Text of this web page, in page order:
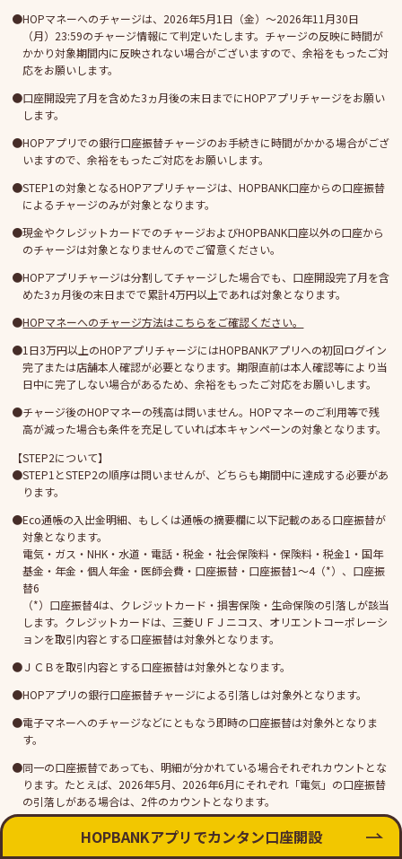
HOPマネーへのチャージは、2026年5月1日（金）〜2026年11月30日
（月）23:59のチャージ情報にて判定いたします。チャージの反映に時間が
かかり対象期間内に反映されない場合がございますので、余裕をもったご対
応をお願いします。
口座開設完了月を含めた3ヵ月後の末日までにHOPアプリチャージをお願い
します。
HOPアプリでの銀行口座振替チャージのお手続きに時間がかかる場合がござ
いますので、余裕をもったご対応をお願いします。
STEP1の対象となるHOPアプリチャージは、HOPBANK口座からの口座振替
によるチャージのみが対象となります。
現金やクレジットカードでのチャージおよびHOPBANK口座以外の口座から
のチャージは対象となりませんのでご留意ください。
HOPアプリチャージは分割してチャージした場合でも、口座開設完了月を含
めた3ヵ月後の末日までで累計4万円以上であれば対象となります。
HOPマネーへのチャージ方法はこちらをご確認ください。
1日3万円以上のHOPアプリチャージにはHOPBANKアプリへの初回ログイン
完了または店舗本人確認が必要となります。期限直前は本人確認等により当
日中に完了しない場合があるため、余裕をもったご対応をお願いします。
チャージ後のHOPマネーの残高は問いません。HOPマネーのご利用等で残
高が減った場合も条件を充足していれば本キャンペーンの対象となります。
【STEP2について】
STEP1とSTEP2の順序は問いませんが、どちらも期間中に達成する必要があ
ります。
Eco通帳の入出金明細、もしくは通帳の摘要欄に以下記載のある口座振替が
対象となります。
電気・ガス・NHK・水道・電話・税金・社会保険料・保険料・税金1・国年
基金・年金・個人年金・医師会費・口座振替・口座振替1～4（*）、口座振
替6
（*）口座振替4は、クレジットカード・損害保険・生命保険の引落しが該当
します。クレジットカードは、三菱ＵＦＪニコス、オリエントコーポレーシ
ョンを取引内容とする口座振替は対象外となります。
ＪＣＢを取引内容とする口座振替は対象外となります。
HOPアプリの銀行口座振替チャージによる引落しは対象外となります。
電子マネーへのチャージなどにともなう即時の口座振替は対象外となりま
す。
同一の口座振替であっても、明細が分かれている場合それぞれカウントとな
ります。たとえば、2026年5月、2026年6月にそれぞれ「電気」の口座振替
の引落しがある場合は、2件のカウントとなります。
口座振替設定のみでなく、対象となる口座振替のいずれかの利用料金の実際
の引落しが発生することが条件となります。残高不足や、ご利用料金が一定
HOPBANKアプリでカンタン口座開設